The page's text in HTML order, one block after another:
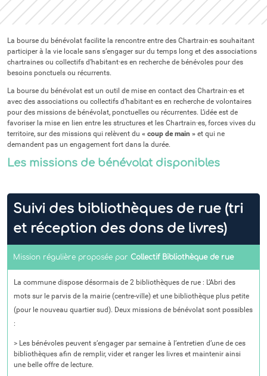
La bourse du bénévolat facilite la rencontre entre des Chartrain·es souhaitant
participer à la vie locale sans s’engager sur du temps long et des associations
chartraines ou collectifs d’habitant·es en recherche de bénévoles pour des
besoins ponctuels ou récurrents.
La bourse du bénévolat est un outil de mise en contact des Chartrain·es et
avec des associations ou collectifs d’habitant·es en recherche de volontaires
pour des missions de bénévolat, ponctuelles ou récurrentes. L’idée est de
favoriser la mise en lien entre les structures et les Chartrain·es, forces vives du
territoire, sur des missions qui relèvent du « coup de main » et qui ne
demandent pas un engagement fort dans la durée.
Les missions de bénévolat disponibles
Suivi des bibliothèques de rue (tri
et réception des dons de livres)
Mission régulière proposée par Collectif Bibliothèque de rue
La commune dispose désormais de 2 bibliothèques de rue : L’Abri des
mots sur le parvis de la mairie (centre-ville) et une bibliothèque plus petite
(pour le nouveau quartier sud). Deux missions de bénévolat sont possibles
:
> Les bénévoles peuvent s’engager par semaine à l’entretien d’une de ces
bibliothèques afin de remplir, vider et ranger les livres et maintenir ainsi
une belle offre de lecture.